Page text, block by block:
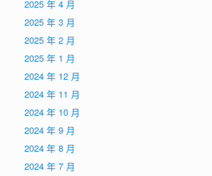
2025 年 4 月
2025 年 3 月
2025 年 2 月
2025 年 1 月
2024 年 12 月
2024 年 11 月
2024 年 10 月
2024 年 9 月
2024 年 8 月
2024 年 7 月